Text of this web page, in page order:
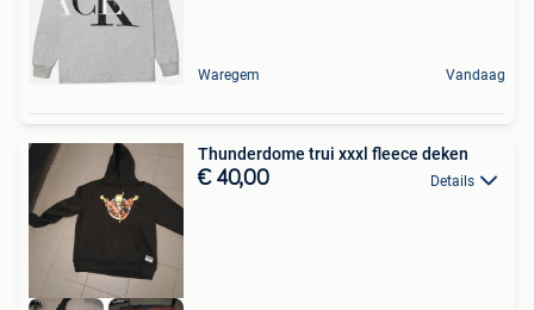
Waregem Vandaag
Thunderdome trui xxxl fleece deken
€ 40,00 Details